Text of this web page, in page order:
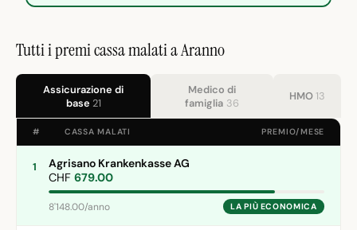
Tutti i premi cassa malati a Aranno
Assicurazione di
base 21
Medico di
famiglia 36 HMO 13
# CASSA MALATI PREMIO/MESE
1
Agrisano Krankenkasse AG
CHF 679.00
8'148.00/anno LA PIÙ ECONOMICA